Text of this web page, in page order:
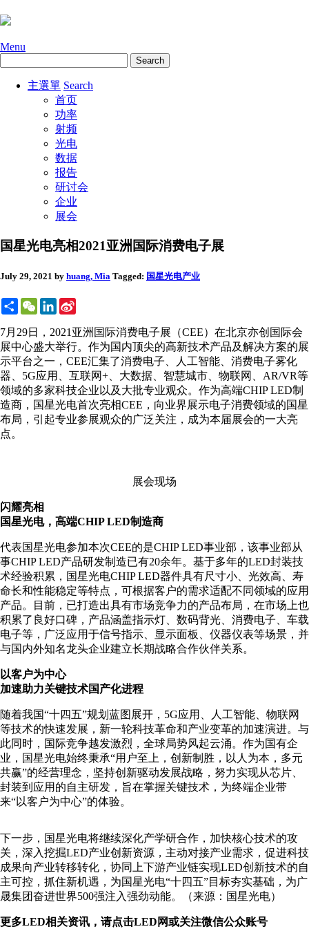
Menu
主選單 Search
首页
功率
射频
光电
数据
报告
研讨会
企业
展会
国星光电亮相2021亚洲国际消费电子展
July 29, 2021 by huang, Mia Tagged: 国星光电产业
ShareWeChatLinkedIn
7月29日，2021亚洲国际消费电子展（CEE）在北京亦创国际会
展中心盛大举行。作为国内顶尖的高新技术产品及解决方案的展
示平台之一，CEE汇集了消费电子、人工智能、消费电子雾化
器、5G应用、互联网+、大数据、智慧城市、物联网、AR/VR等
领域的多家科技企业以及大批专业观众。作为高端CHIP LED制
造商，国星光电首次亮相CEE，向业界展示电子消费领域的国星
布局，引起专业参展观众的广泛关注，成为本届展会的一大亮
点。
展会现场
闪耀亮相
国星光电，高端CHIP LED制造商
代表国星光电参加本次CEE的是CHIP LED事业部，该事业部从
事CHIP LED产品研发制造已有20余年。基于多年的LED封装技
术经验积累，国星光电CHIP LED器件具有尺寸小、光效高、寿
命长和性能稳定等特点，可根据客户的需求适配不同领域的应用
产品。目前，已打造出具有市场竞争力的产品布局，在市场上也
积累了良好口碑，产品涵盖指示灯、数码背光、消费电子、车载
电子等，广泛应用于信号指示、显示面板、仪器仪表等场景，并
与国内外知名龙头企业建立长期战略合作伙伴关系。
以客户为中心
加速助力关键技术国产化进程
随着我国“十四五”规划蓝图展开，5G应用、人工智能、物联网
等技术的快速发展，新一轮科技革命和产业变革的加速演进。与
此同时，国际竞争越发激烈，全球局势风起云涌。作为国有企
业，国星光电始终秉承“用户至上，创新制胜，以人为本，多元
共赢”的经营理念，坚持创新驱动发展战略，努力实现从芯片、
封装到应用的自主研发，旨在掌握关键技术，为终端企业带
来“以客户为中心”的体验。
下一步，国星光电将继续深化产学研合作，加快核心技术的攻
关，深入挖掘LED产业创新资源，主动对接产业需求，促进科技
成果向产业转移转化，协同上下游产业链实现LED创新技术的自
主可控，抓住新机遇，为国星光电“十四五”目标夯实基础，为广
晟集团奋进世界500强注入强劲动能。（来源：国星光电）
更多LED相关资讯，请点击LED网或关注微信公众账号